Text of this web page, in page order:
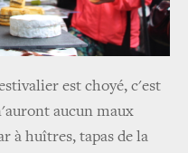
est choyé, c'est
aucun maux
à huîtres, tapas de la